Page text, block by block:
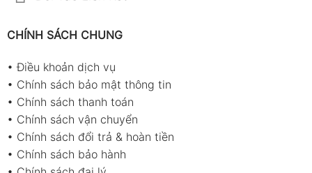
CHÍNH SÁCH CHUNG
•Điều khoản dịch vụ
• Chính sách bảo mật thông tin
• Chính sách thanh toán
• Chính sách vận chuyển
• Chính sách đổi trả & hoàn tiền
• Chính sách bảo hành